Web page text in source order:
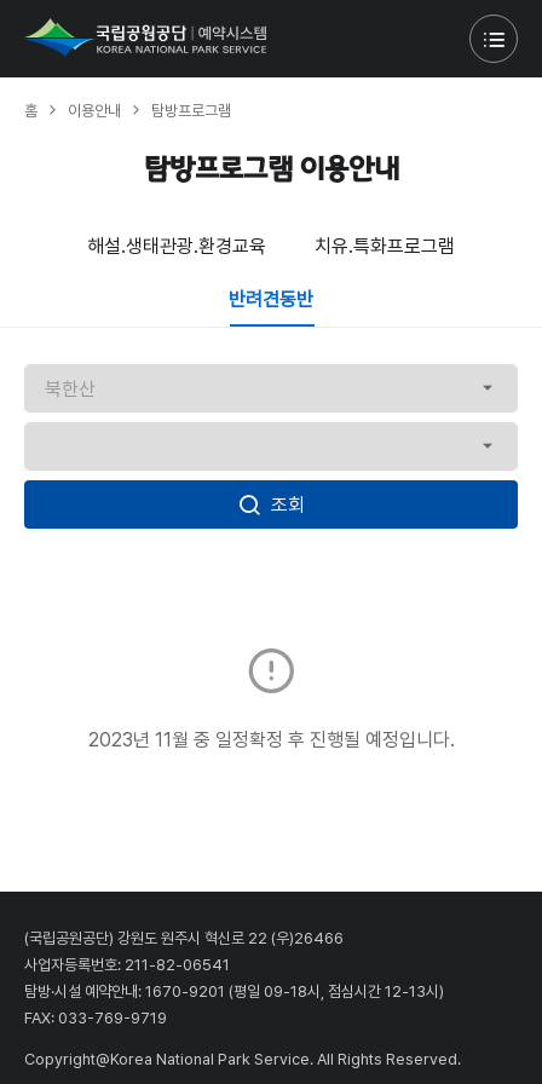
홈 이용안내 탐방프로그램
탐방프로그램 이용안내
해설.생태관광.환경교육 치유.특화프로그램
반려견동반
조회
2023년 11월 중 일정확정 후 진행될 예정입니다.
(국립공원공단) 강원도 원주시 혁신로 22 (우)26466
사업자등록번호: 211-82-06541
탐방·시설 예약안내: 1670-9201 (평일 09-18시, 점심시간 12-13시)
FAX: 033-769-9719
Copyright@Korea National Park Service. All Rights Reserved.